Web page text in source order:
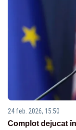
24 feb. 2026, 15:50
Complot dejucat